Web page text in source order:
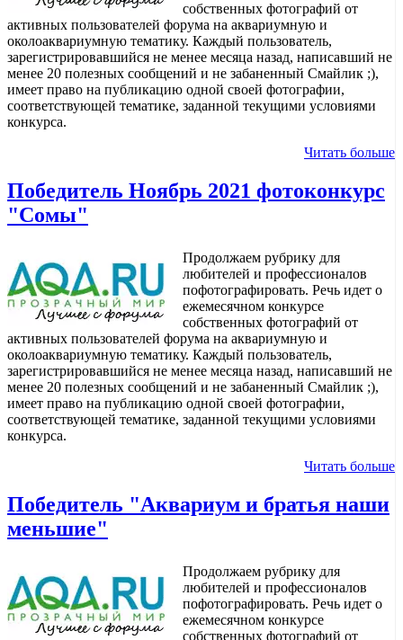
собственных фотографий от
активных пользователей форума на аквариумную и
околоаквариумную тематику. Каждый пользователь,
зарегистрировавшийся не менее месяца назад, написавший не
менее 20 полезных сообщений и не забаненный Смайлик ;),
имеет право на публикацию одной своей фотографии,
соответствующей тематике, заданной текущими условиями
конкурса.
Читать больше
Победитель Ноябрь 2021 фотоконкурс
"Сомы"
Продолжаем рубрику для
любителей и профессионалов
пофотографировать. Речь идет о
ежемесячном конкурсе
собственных фотографий от
активных пользователей форума на аквариумную и
околоаквариумную тематику. Каждый пользователь,
зарегистрировавшийся не менее месяца назад, написавший не
менее 20 полезных сообщений и не забаненный Смайлик ;),
имеет право на публикацию одной своей фотографии,
соответствующей тематике, заданной текущими условиями
конкурса.
Читать больше
Победитель "Аквариум и братья наши
меньшие"
Продолжаем рубрику для
любителей и профессионалов
пофотографировать. Речь идет о
ежемесячном конкурсе
собственных фотографий от